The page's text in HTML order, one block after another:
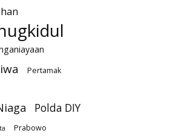
Pertamak
Polda DIY
Prabowo